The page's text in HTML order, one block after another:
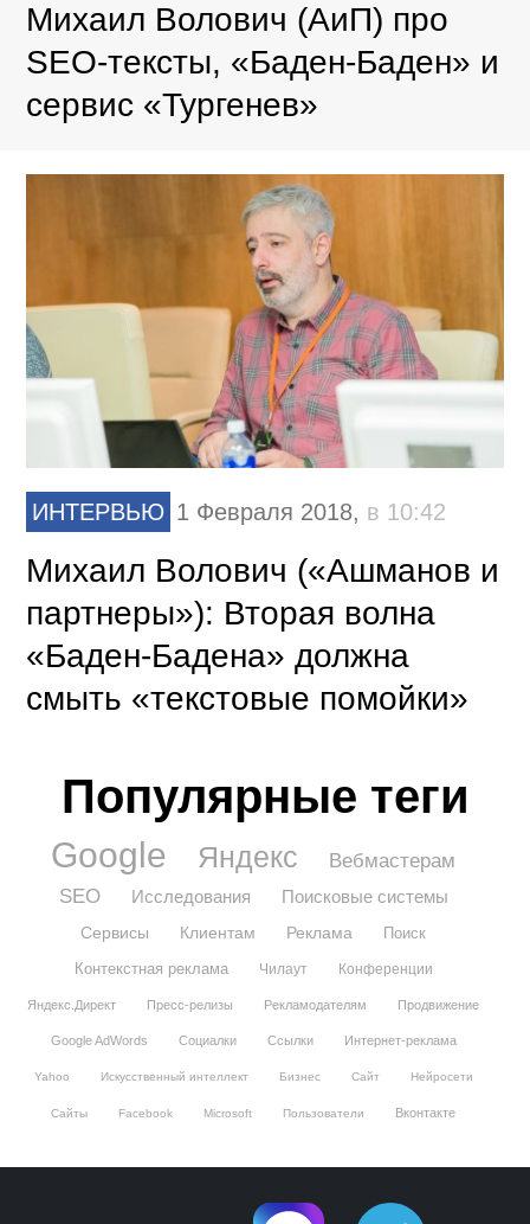
Михаил Волович (АиП) про
SEO-тексты, «Баден-Баден» и
сервис «Тургенев»
ИНТЕРВЬЮ 1 Февраля 2018, в 10:42
Михаил Волович («Ашманов и
партнеры»): Вторая волна
«Баден-Бадена» должна
смыть «текстовые помойки»
Популярные теги
Google Яндекс
Вебмастерам
SEO
Исследования Поисковые системы
Сервисы Клиентам Реклама
Поиск
Контекстная реклама
Чилаут Конференции
Яндекс.Директ Пресс-релизы Рекламодателям Продвижение
Google AdWords Социалки Ссылки Интернет-реклама
Yahoo Искусственный интеллект Бизнес Сайт Нейросети
Сайты Facebook Microsoft Пользователи Вконтакте